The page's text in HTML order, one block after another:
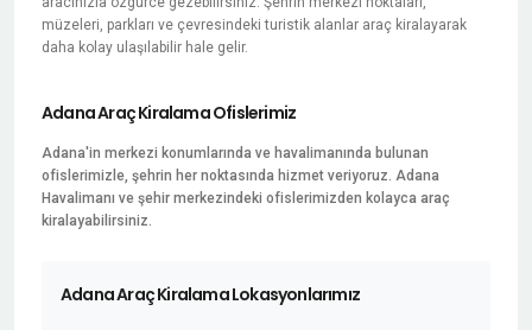
müzeleri, parkları ve çevresindeki turistik alanlar araç kiralayarak
daha kolay ulaşılabilir hale gelir.
Adana Araç Kiralama Ofislerimiz
Adana'in merkezi konumlarında ve havalimanında bulunan
ofislerimizle, şehrin her noktasında hizmet veriyoruz. Adana
Havalimanı ve şehir merkezindeki ofislerimizden kolayca araç
kiralayabilirsiniz.
Adana Araç Kiralama Lokasyonlarımız